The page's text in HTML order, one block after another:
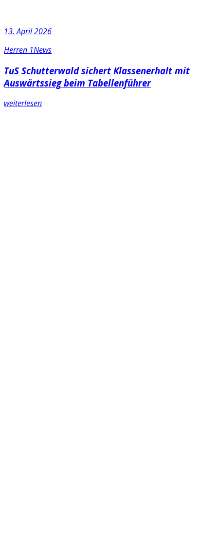
13. April 2026
Herren 1News
TuS Schutterwald sichert Klassenerhalt mit
Auswärtssieg beim Tabellenführer
weiterlesen